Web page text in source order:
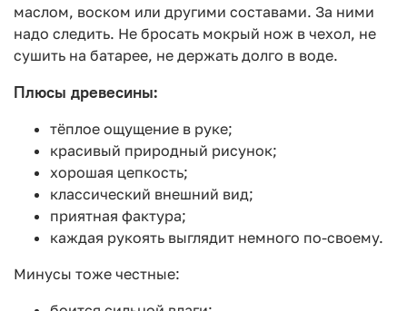
маслом, воском или другими составами. За ними
надо следить. Не бросать мокрый нож в чехол, не
сушить на батарее, не держать долго в воде.
Плюсы древесины:
тёплое ощущение в руке;
красивый природный рисунок;
хорошая цепкость;
классический внешний вид;
приятная фактура;
каждая рукоять выглядит немного по-своему.
Минусы тоже честные: